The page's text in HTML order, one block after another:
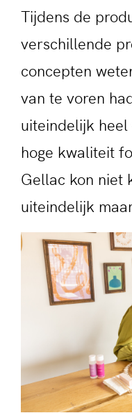
Tijdens de
verschillende
concepten
van te voren
uiteindelijk
hoge kwaliteit
Gellac kon niet
uiteindelijk